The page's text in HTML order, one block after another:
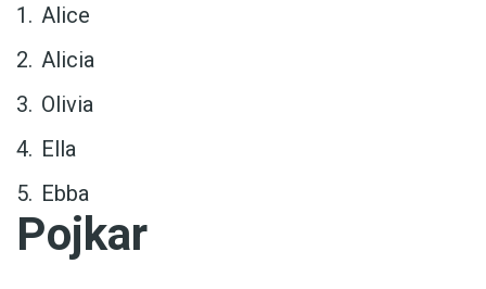
Alice
Alicia
Olivia
Ella
Ebba
Pojkar